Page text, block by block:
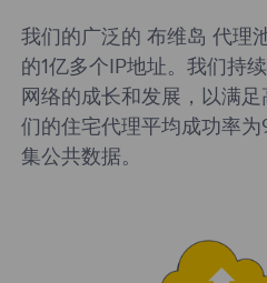
我们的广泛的 布维岛 代理
的1亿多个IP地址。我们持
网络的成长和发展，以满
们的住宅代理平均成功率
集公共数据。